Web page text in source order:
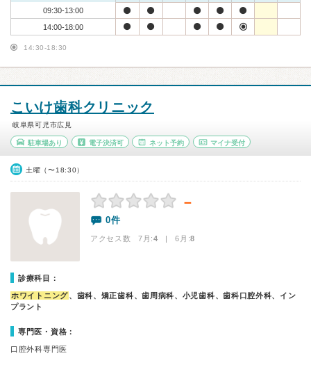
09:30-13:00
14:00-18:00
14:30-18:30
こいけ歯科クリニック
岐阜県可児市広見
駐車場あり 電子決済可 ネット予約 マイナ受付
土曜（〜18:30）
－
0件
アクセス数 7月:4 | 6月:8
診療科目：
ホワイトニング、歯科、矯正歯科、歯周病科、小児歯科、歯科口腔外科、イン
プラント
専門医・資格：
口腔外科専門医